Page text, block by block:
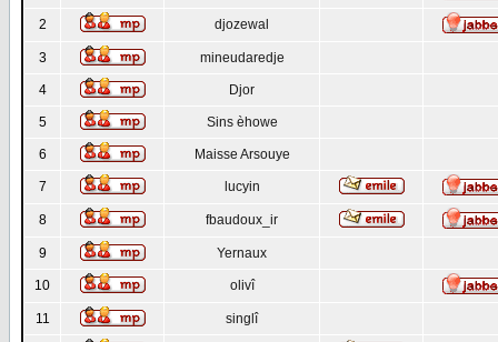
2 djozewal
3 mineudaredje
4 Djor
5 Sins èhowe
6 Maisse Arsouye
7 lucyin
8 fbaudoux_ir
9 Yernaux
10 olivî
11 singlî